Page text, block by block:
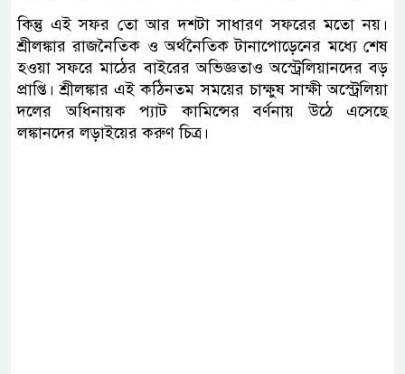
কিন্তু এই সফর তো আর দশটা সাধারণ সফরের মতো নয়।
শ্রীলঙ্কার রাজনৈতিক ও অর্থনৈতিক টানাপোড়েনের মধ্যে শেষ
হওয়া সফরে মাঠের বাইরের অভিজ্ঞতাও অস্ট্রেলিয়ানদের বড়
প্রাপ্তি। শ্রীলঙ্কার এই কঠিনতম সময়ের চাক্ষুষ সাক্ষী অস্ট্রেলিয়া
দলের অধিনায়ক প্যাট কামিন্সের বর্ণনায় উঠে এসেছে
লঙ্কানদের লড়াইয়ের করুণ চিত্র।